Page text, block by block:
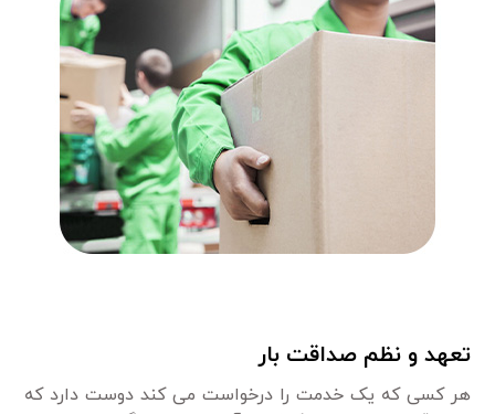
تعهد و نظم صداقت بار
هر کسی که یک خدمت را درخواست می کند دوست دارد که